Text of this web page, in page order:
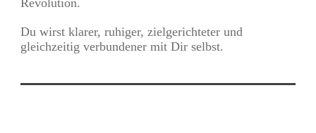
Revolution.
Du wirst klarer, ruhiger, zielgerichteter und
gleichzeitig verbundener mit Dir selbst.